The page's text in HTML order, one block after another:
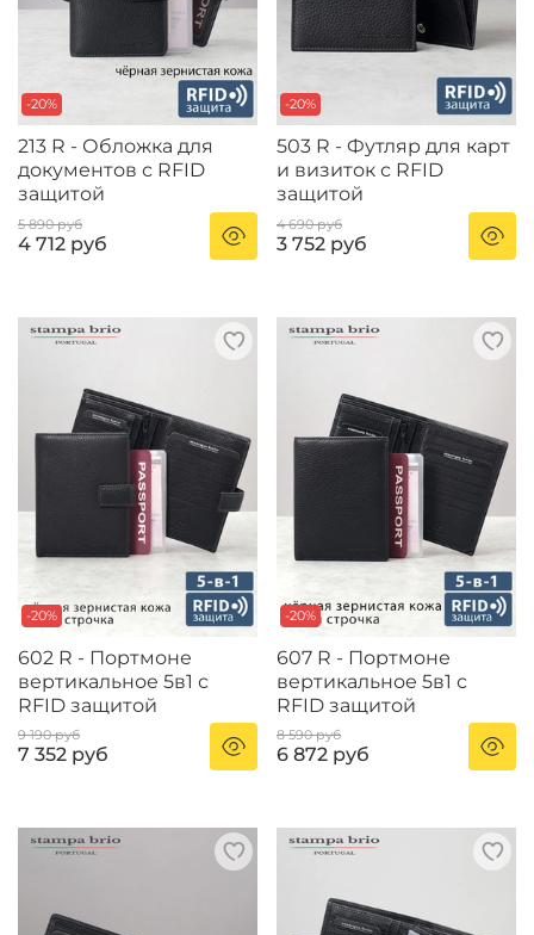
-20%
213 R - Обложка для
документов с RFID
защитой
5 890 руб
4 712 руб
-20%
503 R - Футляр для карт
и визиток с RFID
защитой
4 690 руб
3 752 руб
-20%
602 R - Портмоне
вертикальное 5в1 с
RFID защитой
9 190 руб
7 352 руб
-20%
607 R - Портмоне
вертикальное 5в1 с
RFID защитой
8 590 руб
6 872 руб